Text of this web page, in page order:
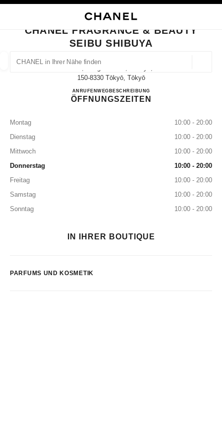
CHANEL IN IHRER NÄHE FINDEN
Vorschläge werden unter dieser Suchleiste angezeigt
0 Vorschläge verfügbar
BOUTIQUEKARTE SCHLIESSEN CHANEL FRAGRANCE & BEAUTY SEIBU
CHANEL FRAGRANCE & BEAUTY
SEIBU SHIBUYA
150-8330 Tōkyō, Tōkyō
ANRUFEN03-3462-0610
WEGBESCHREIBUNGCHANEL FRAGRANCE &
ÖFFNUNGSZEITEN
Montag
10:00 - 20:00
Dienstag
10:00 - 20:00
Mittwoch
10:00 - 20:00
Donnerstag
10:00 - 20:00
Freitag
10:00 - 20:00
Samstag
10:00 - 20:00
Sonntag
10:00 - 20:00
IN IHRER BOUTIQUE
PARFUMS UND KOSMETIK
BRILLEN UHREN UND SCHMUCK